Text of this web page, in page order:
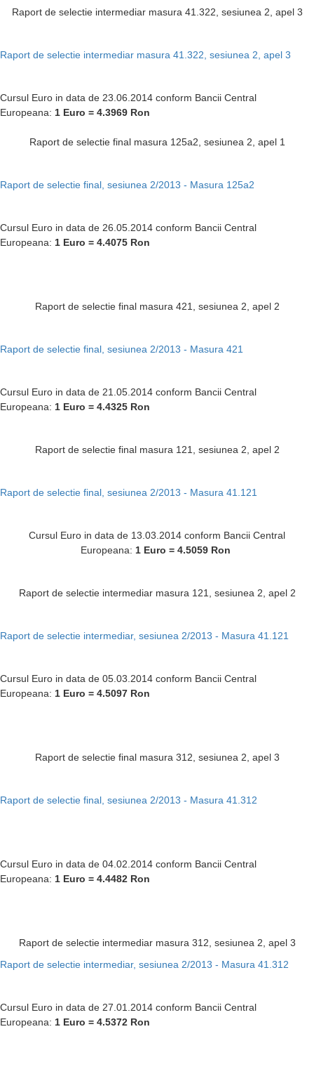
Raport de selectie intermediar masura 41.322, sesiunea 2, apel 3
Raport de selectie intermediar masura 41.322, sesiunea 2, apel 3
Cursul Euro in data de 23.06.2014 conform Bancii Central
Europeana: 1 Euro = 4.3969 Ron
Raport de selectie final masura 125a2, sesiunea 2, apel 1
Raport de selectie final, sesiunea 2/2013 - Masura 125a2
Cursul Euro in data de 26.05.2014 conform Bancii Central
Europeana: 1 Euro = 4.4075 Ron
Raport de selectie final masura 421, sesiunea 2, apel 2
Raport de selectie final, sesiunea 2/2013 - Masura 421
Cursul Euro in data de 21.05.2014 conform Bancii Central
Europeana: 1 Euro = 4.4325 Ron
Raport de selectie final masura 121, sesiunea 2, apel 2
Raport de selectie final, sesiunea 2/2013 - Masura 41.121
Cursul Euro in data de 13.03.2014 conform Bancii Central
Europeana: 1 Euro = 4.5059 Ron
Raport de selectie intermediar masura 121, sesiunea 2, apel 2
Raport de selectie intermediar, sesiunea 2/2013 - Masura 41.121
Cursul Euro in data de 05.03.2014 conform Bancii Central
Europeana: 1 Euro = 4.5097 Ron
Raport de selectie final masura 312, sesiunea 2, apel 3
Raport de selectie final, sesiunea 2/2013 - Masura 41.312
Cursul Euro in data de 04.02.2014 conform Bancii Central
Europeana: 1 Euro = 4.4482 Ron
Raport de selectie intermediar masura 312, sesiunea 2, apel 3
Raport de selectie intermediar, sesiunea 2/2013 - Masura 41.312
Cursul Euro in data de 27.01.2014 conform Bancii Central
Europeana: 1 Euro = 4.5372 Ron